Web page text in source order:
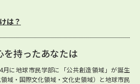
は？
を持ったあなたは
に地球市民学部に「公共創造領域」が誕生
域・国際文化領域・文化史領域）と地球市民